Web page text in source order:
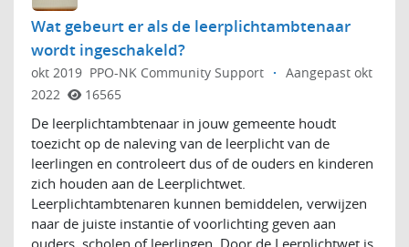
Wat gebeurt er als de leerplichtambtenaar
wordt ingeschakeld?
okt 2019 PPO-NK Community Support ·
Aangepast okt
2022
16565
De leerplichtambtenaar in jouw gemeente houdt
toezicht op de naleving van de leerplicht van de
leerlingen en controleert dus of de ouders en kinderen
zich houden aan de Leerplichtwet.
Leerplichtambtenaren kunnen bemiddelen, verwijzen
naar de juiste instantie of voorlichting geven aan
ouders, scholen of leerlingen. Door de Leerplichtwet is